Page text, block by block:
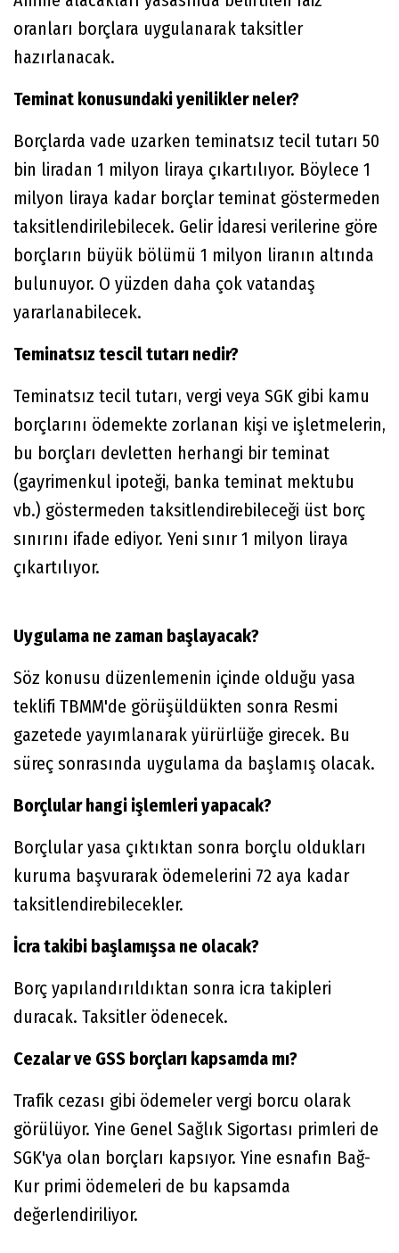
oranları borçlara uygulanarak taksitler
hazırlanacak.
Teminat konusundaki yenilikler neler?
Borçlarda vade uzarken teminatsız tecil tutarı 50
bin liradan 1 milyon liraya çıkartılıyor. Böylece 1
milyon liraya kadar borçlar teminat göstermeden
taksitlendirilebilecek. Gelir İdaresi verilerine göre
borçların büyük bölümü 1 milyon liranın altında
bulunuyor. O yüzden daha çok vatandaş
yararlanabilecek.
Teminatsız tescil tutarı nedir?
Teminatsız tecil tutarı, vergi veya SGK gibi kamu
borçlarını ödemekte zorlanan kişi ve işletmelerin,
bu borçları devletten herhangi bir teminat
(gayrimenkul ipoteği, banka teminat mektubu
vb.) göstermeden taksitlendirebileceği üst borç
sınırını ifade ediyor. Yeni sınır 1 milyon liraya
çıkartılıyor.
Uygulama ne zaman başlayacak?
Söz konusu düzenlemenin içinde olduğu yasa
teklifi TBMM'de görüşüldükten sonra Resmi
gazetede yayımlanarak yürürlüğe girecek. Bu
süreç sonrasında uygulama da başlamış olacak.
Borçlular hangi işlemleri yapacak?
Borçlular yasa çıktıktan sonra borçlu oldukları
kuruma başvurarak ödemelerini 72 aya kadar
taksitlendirebilecekler.
İcra takibi başlamışsa ne olacak?
Borç yapılandırıldıktan sonra icra takipleri
duracak. Taksitler ödenecek.
Cezalar ve GSS borçları kapsamda mı?
Trafik cezası gibi ödemeler vergi borcu olarak
görülüyor. Yine Genel Sağlık Sigortası primleri de
SGK'ya olan borçları kapsıyor. Yine esnafın Bağ-
Kur primi ödemeleri de bu kapsamda
değerlendiriliyor.